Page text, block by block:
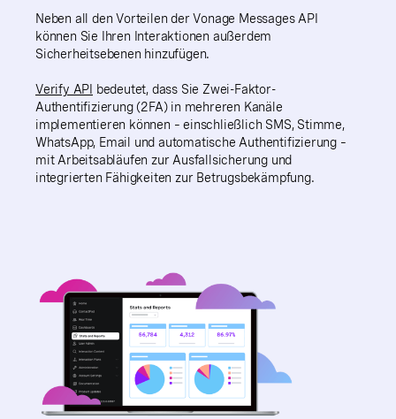
Neben all den Vorteilen der Vonage Messages API
können Sie Ihren Interaktionen außerdem
Sicherheitsebenen hinzufügen.
Verify API
bedeutet, dass Sie Zwei-Faktor-
Authentifizierung (2FA) in mehreren Kanäle
implementieren können – einschließlich SMS, Stimme,
WhatsApp, Email und automatische Authentifizierung –
mit Arbeitsabläufen zur Ausfallsicherung und
integrierten Fähigkeiten zur Betrugsbekämpfung.